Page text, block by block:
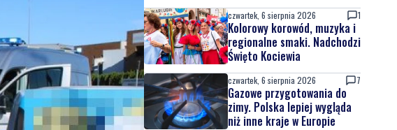
czwartek, 6 sierpnia 2026 1
Kolorowy korowód, muzyka i
regionalne smaki. Nadchodzi
Święto Kociewia
czwartek, 6 sierpnia 2026 7
Gazowe przygotowania do
zimy. Polska lepiej wygląda
niż inne kraje w Europie